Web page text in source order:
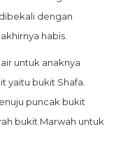
dengan
habis.
untuk anaknya
yaitu bukit Shafa.
puncak bukit
bukit Marwah untuk